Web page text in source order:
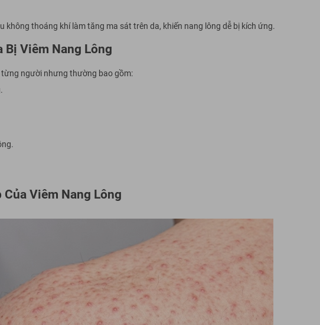
không thoáng khí làm tăng ma sát trên da, khiến nang lông dễ bị kích ứng.
Bị Viêm Nang Lông
người nhưng thường bao gồm:
Viêm Nang Lông